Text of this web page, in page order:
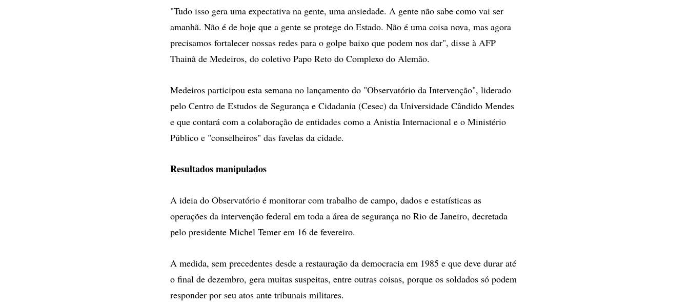
"Tudo isso gera uma expectativa na gente, uma ansiedade. A gente não sabe como vai ser
amanhã. Não é de hoje que a gente se protege do Estado. Não é uma coisa nova, mas agora
precisamos fortalecer nossas redes para o golpe baixo que podem nos dar", disse à AFP
Thainã de Medeiros, do coletivo Papo Reto do Complexo do Alemão.
Medeiros participou esta semana no lançamento do "Observatório da Intervenção", liderado
pelo Centro de Estudos de Segurança e Cidadania (Cesec) da Universidade Cândido Mendes
e que contará com a colaboração de entidades como a Anistia Internacional e o Ministério
Público e "conselheiros" das favelas da cidade.
Resultados manipulados
A ideia do Observatório é monitorar com trabalho de campo, dados e estatísticas as
operações da intervenção federal em toda a área de segurança no Rio de Janeiro, decretada
pelo presidente Michel Temer em 16 de fevereiro.
A medida, sem precedentes desde a restauração da democracia em 1985 e que deve durar até
o final de dezembro, gera muitas suspeitas, entre outras coisas, porque os soldados só podem
responder por seu atos ante tribunais militares.